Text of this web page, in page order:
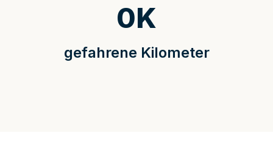
gefahrene Kilometer
0K